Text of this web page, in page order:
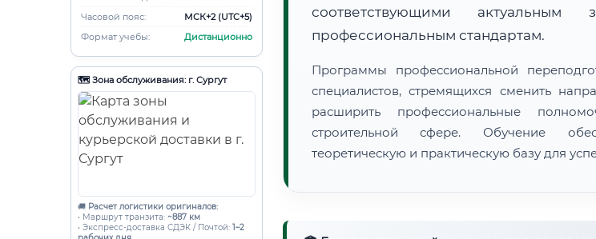
Часовой пояс:
МСК+2 (UTC+5)
Формат учебы:
Дистанционно
🗺️ Зона обслуживания: г. Сургут
🚚 Расчет логистики оригиналов:
• Маршрут транзита: ~887 км
• Экспресс-доставка СДЭК / Почтой: 1–2
соответствующими
профессиональным стандартам.
Программы профессиональной
специалистов, стремящихся сменить
расширить профессиональные
строительной сфере. Обучение
теоретическую и практическую базу для